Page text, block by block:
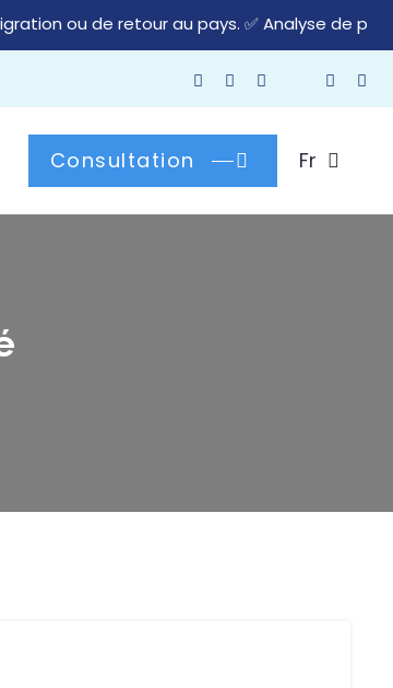
de profil – ✅ Plan personnalisé –
Consultation Fr